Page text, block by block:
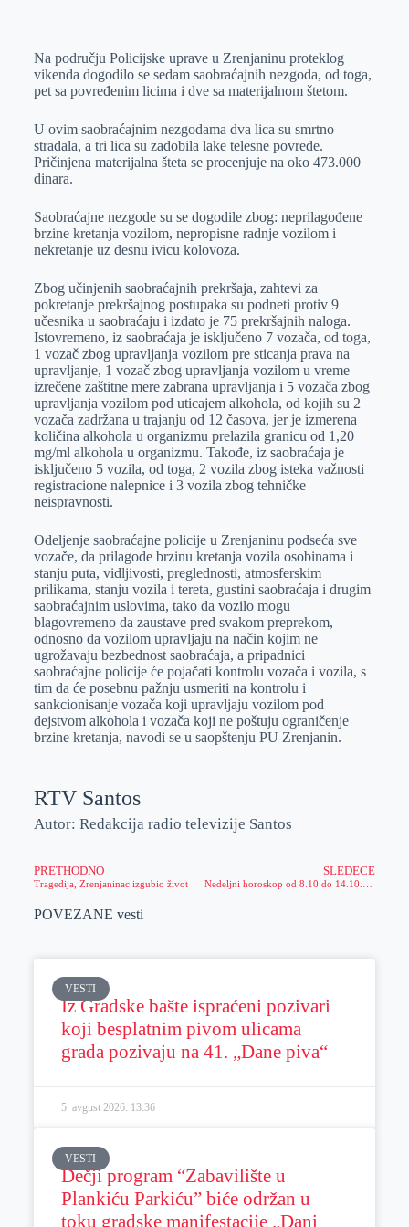
e
r
I
n
s
A
p
a
i
Na području Policijske uprave u Zrenjaninu proteklog
vikenda dogodilo se sedam saobraćajnih nezgoda, od toga,
pet sa povređenim licima i dve sa materijalnom štetom.
U ovim saobraćajnim nezgodama dva lica su smrtno
stradala, a tri lica su zadobila lake telesne povrede.
Pričinjena materijalna šteta se procenjuje na oko 473.000
dinara.
Saobraćajne nezgode su se dogodile zbog: neprilagođene
brzine kretanja vozilom, nepropisne radnje vozilom i
nekretanje uz desnu ivicu kolovoza.
Zbog učinjenih saobraćajnih prekršaja, zahtevi za
pokretanje prekršajnog postupaka su podneti protiv 9
učesnika u saobraćaju i izdato je 75 prekršajnih naloga.
Istovremeno, iz saobraćaja je isključeno 7 vozača, od toga,
1 vozač zbog upravljanja vozilom pre sticanja prava na
upravljanje, 1 vozač zbog upravljanja vozilom u vreme
izrečene zaštitne mere zabrana upravljanja i 5 vozača zbog
upravljanja vozilom pod uticajem alkohola, od kojih su 2
vozača zadržana u trajanju od 12 časova, jer je izmerena
količina alkohola u organizmu prelazila granicu od 1,20
mg/ml alkohola u organizmu. Takođe, iz saobraćaja je
isključeno 5 vozila, od toga, 2 vozila zbog isteka važnosti
registracione nalepnice i 3 vozila zbog tehničke
neispravnosti.
Odeljenje saobraćajne policije u Zrenjaninu podseća sve
vozače, da prilagode brzinu kretanja vozila osobinama i
stanju puta, vidljivosti, preglednosti, atmosferskim
prilikama, stanju vozila i tereta, gustini saobraćaja i drugim
saobraćajnim uslovima, tako da vozilo mogu
blagovremeno da zaustave pred svakom preprekom,
odnosno da vozilom upravljaju na način kojim ne
ugrožavaju bezbednost saobraćaja, a pripadnici
saobraćajne policije će pojačati kontrolu vozača i vozila, s
tim da će posebnu pažnju usmeriti na kontrolu i
sankcionisanje vozača koji upravljaju vozilom pod
dejstvom alkohola i vozača koji ne poštuju ograničenje
brzine kretanja, navodi se u saopštenju PU Zrenjanin.
RTV Santos
Autor: Redakcija radio televizije Santos
PRETHODNO
Tragedija, Zrenjaninac izgubio život
SLEDEĆE
POVEZANE vesti
VESTI
Iz Gradske bašte ispraćeni pozivari
koji besplatnim pivom ulicama
grada pozivaju na 41. „Dane piva“
5. avgust 2026. 13:36
VESTI
Dečji program “Zabavilište u
Plankiću Parkiću” biće održan u
toku gradske manifestacije „Dani